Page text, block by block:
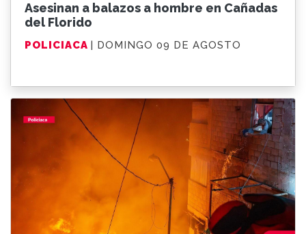
Asesinan a balazos a hombre en Cañadas
del Florido
POLICIACA | DOMINGO 09 DE AGOSTO